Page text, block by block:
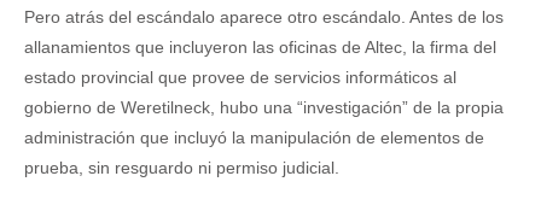
Pero atrás del escándalo aparece otro escándalo. Antes de los
allanamientos que incluyeron las oficinas de Altec, la firma del
estado provincial que provee de servicios informáticos al
gobierno de Weretilneck, hubo una “investigación” de la propia
administración que incluyó la manipulación de elementos de
prueba, sin resguardo ni permiso judicial.